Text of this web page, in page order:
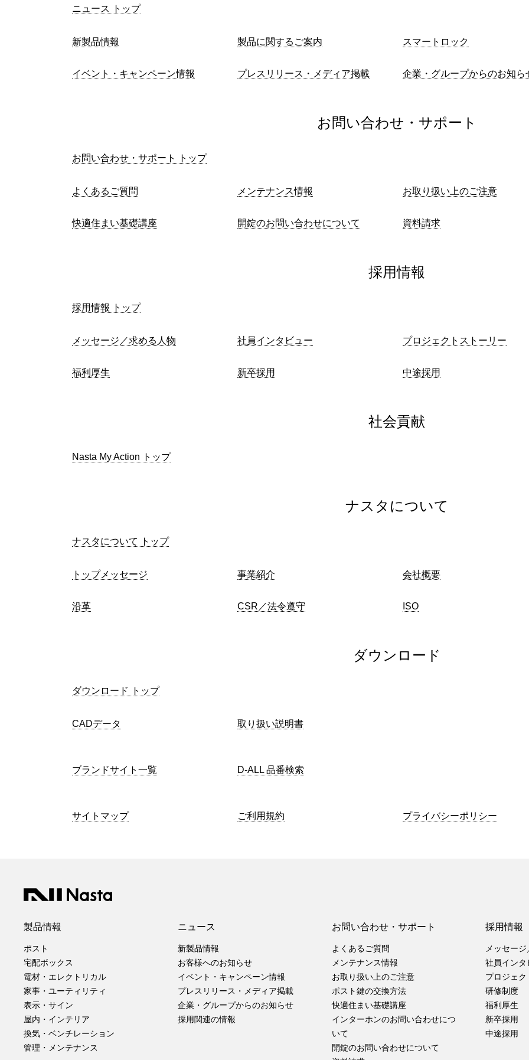
ニュース トップ
新製品情報 製品に関するご案内 スマートロック
イベント・キャンペーン情報 プレスリリース・メディア掲載 企業・グループからのお知ら
お問い合わせ・サポート
お問い合わせ・サポート トップ
よくあるご質問 メンテナンス情報 お取り扱い上のご注意
快適住まい基礎講座 開錠のお問い合わせについて 資料請求
採用情報
採用情報 トップ
メッセージ／求める人物 社員インタビュー プロジェクトストーリー
福利厚生 新卒採用 中途採用
社会貢献
Nasta My Action トップ
ナスタについて
ナスタについて トップ
トップメッセージ 事業紹介 会社概要
沿革 CSR／法令遵守 ISO
ダウンロード
ダウンロード トップ
CADデータ 取り扱い説明書
ブランドサイト一覧 D-ALL 品番検索
サイトマップ ご利用規約 プライバシーポリシー
製品情報
ポスト
宅配ボックス
電材・エレクトリカル
家事・ユーティリティ
表示・サイン
屋内・インテリア
換気・ベンチレーション
管理・メンテナンス
ニュース
新製品情報
お客様へのお知らせ
イベント・キャンペーン情報
プレスリリース・メディア掲載
企業・グループからのお知らせ
採用関連の情報
お問い合わせ・サポート
よくあるご質問
メンテナンス情報
お取り扱い上のご注意
ポスト鍵の交換方法
快適住まい基礎講座
インターホンのお問い合わせにつ
いて
開錠のお問い合わせについて
採用情報
メッセー
社員インタ
プロジェ
研修制度
福利厚生
新卒採用
中途採用